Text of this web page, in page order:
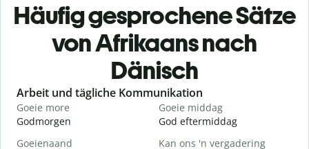
Häufig gesprochene Sätze
von Afrikaans nach
Dänisch
Slide 1 of 6
Arbeit und tägliche Kommunikation
Goeie more
Godmorgen
Goeie middag
God eftermiddag
Goeienaand
Kan ons 'n vergadering